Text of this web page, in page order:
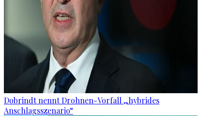
Dobrindt nennt Drohnen-Vorfall „hybrides
Anschlagsszenario“